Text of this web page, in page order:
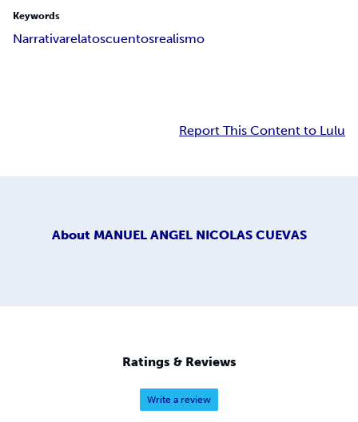
Keywords
Narrativarelatoscuentosrealismo
Report This Content to Lulu
About MANUEL ANGEL NICOLAS CUEVAS
Ratings & Reviews
Write a review